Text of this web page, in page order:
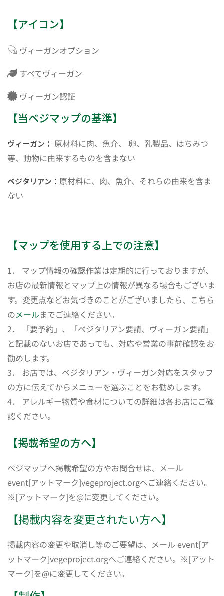
【アイコン】
ヴィーガンオプション
すべてヴィーガン
ヴィーガン認証
【当ベジマップの基準】
ヴィーガン： 原材料に肉、魚介、 卵、乳製品、はちみつ
等、動物に由来するものを含まない
ベジタリアン： 原材料に、肉、魚介、それらの由来を含ま
ない
【マップを使用する上での注意】
1． マップ情報の確認作業は定期的に行っておりますが、
お店の最新情報とマップ上の情報が異なる場合もございま
す。変更点などお気づきのことがございましたら、こちら
のメールまでご連絡ください。
2． 「要予約」、「ベジタリアン要請、ヴィーガン要請」
と記載のないお店であっても、対応や営業の事前確認をお
勧めします。
3． お店では、ベジタリアン・ヴィーガン対応をスタッフ
の方に伝えてからメニューを選ぶことをお勧めします。
4． アレルギー物質や食材についての詳細は各お店にご確
認ください。
【掲載希望の方へ】
ベジマップへ掲載希望の方やお問合せは、メール
event[アットマーク]vegeproject.orgへご連絡ください。
※[アットマーク]を@に変更してください。
【掲載内容を変更されたい方へ】
掲載内容の変更や取消し等のご要望は、メール event[ア
ットマーク]vegeproject.orgへご連絡ください。※[アット
マーク]を@に変更してください。